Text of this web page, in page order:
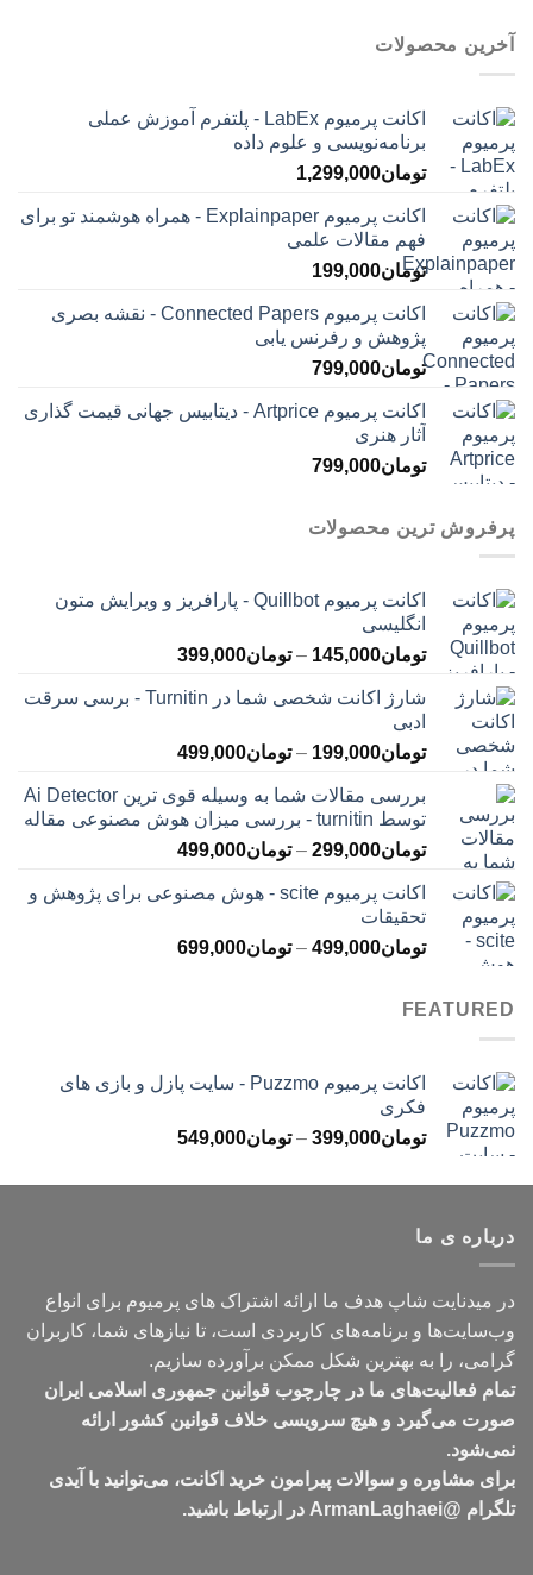
آخرین محصولات
اکانت پرمیوم LabEx - پلتفرم آموزش عملی
برنامه‌نویسی و علوم داده
تومان1,299,000
اکانت پرمیوم Explainpaper - همراه هوشمند تو برای
فهم مقالات علمی
تومان199,000
اکانت پرمیوم Connected Papers - نقشه بصری
پژوهش و رفرنس یابی
تومان799,000
اکانت پرمیوم Artprice - دیتابیس جهانی قیمت ‌گذاری
آثار هنری
تومان799,000
پرفروش ترین محصولات
اکانت پرمیوم Quillbot - پارافریز و ویرایش متون
انگلیسی
تومان145,000
– تومان399,000محدوده
تومان145,000
تومان399,000
شارژ اکانت شخصی شما در Turnitin - برسی سرقت
ادبی
تومان199,000
– تومان499,000محدوده
تومان199,000
تا
تومان499,000
بررسی مقالات شما به وسیله قوی ترین Ai Detector
توسط turnitin - بررسی میزان هوش مصنوعی مقاله
تومان299,000
– تومان499,000محدوده
تومان299,000
تومان499,000
اکانت پرمیوم scite - هوش مصنوعی برای پژوهش و
تحقیقات
تومان499,000
– تومان699,000محدوده
FEATURED
اکانت پرمیوم Puzzmo - سایت پازل و بازی های
فکری
تومان399,000
– تومان549,000محدوده
تومان399,000
درباره ی ما
در میدنایت شاپ هدف ما ارائه اشتراک های پرمیوم برای انواع
وب‌سایت‌ها و برنامه‌های کاربردی است، تا نیازهای شما، کاربران
گرامی، را به بهترین شکل ممکن برآورده سازیم.
تمام فعالیت‌های ما در چارچوب قوانین جمهوری اسلامی ایران
صورت می‌گیرد و هیچ سرویسی خلاف قوانین کشور ارائه
نمی‌شود.
برای مشاوره و سوالات پیرامون خرید اکانت، می‌توانید با آیدی
تلگرام @ArmanLaghaei در ارتباط باشید.